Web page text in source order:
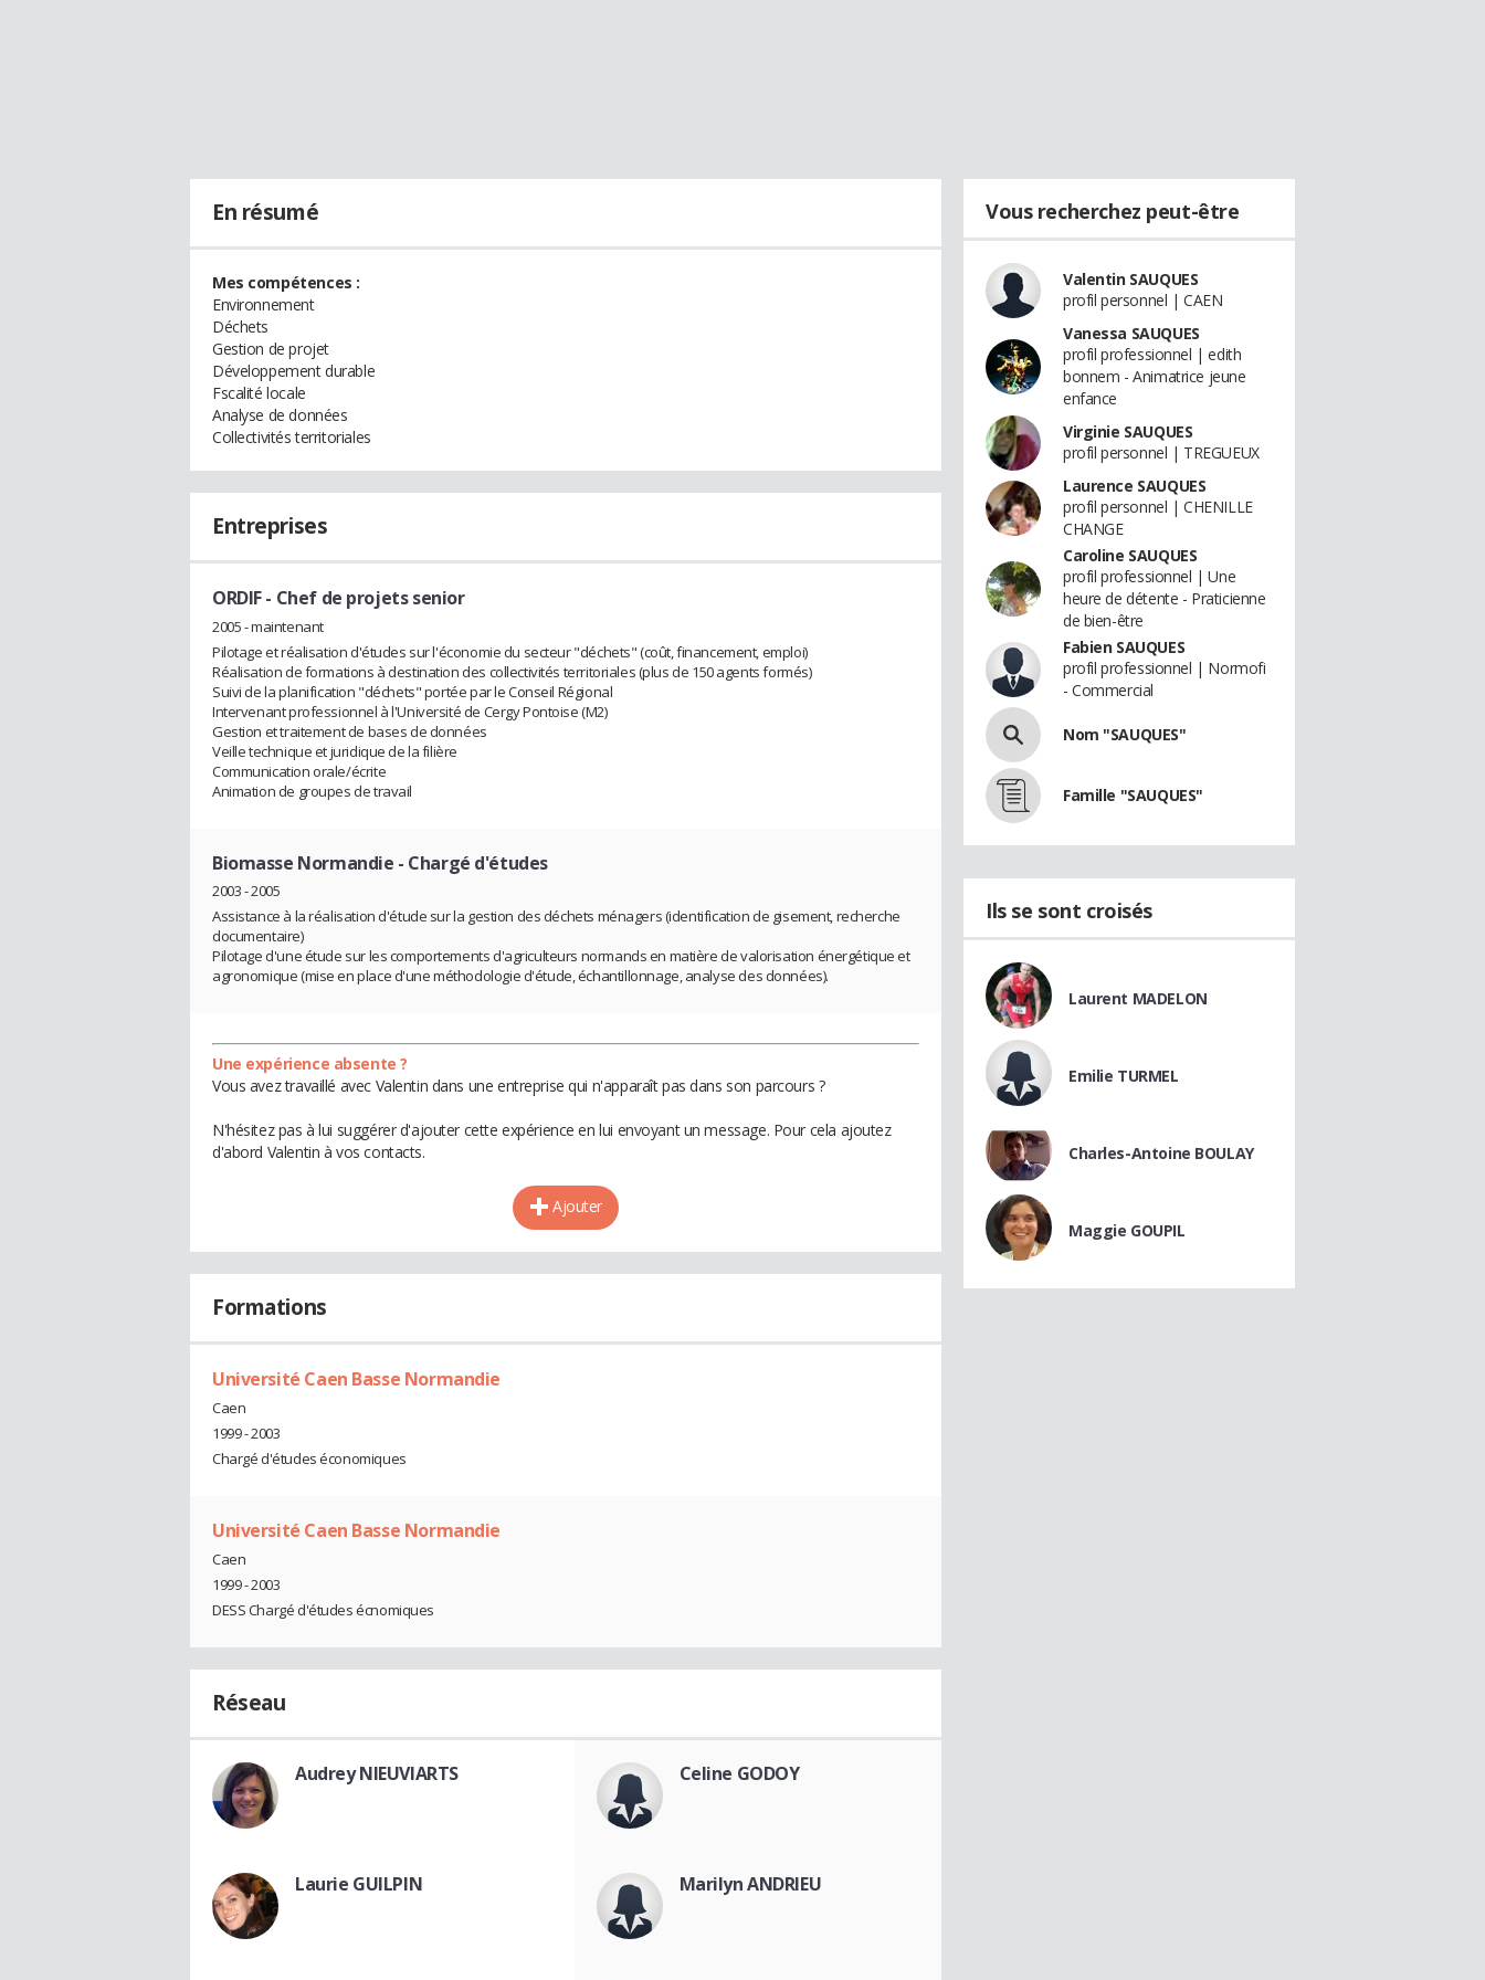
En résumé
Mes compétences :
Environnement
Déchets
Gestion de projet
Développement durable
Fscalité locale
Analyse de données
Collectivités territoriales
Entreprises
ORDIF- Chef de projets senior
2005 - maintenant
Pilotage et réalisation d'études sur l'économie du secteur "déchets" (coût, financement, emploi)
Réalisation de formations à destination des collectivités territoriales (plus de 150 agents formés)
Suivi de la planification "déchets" portée par le Conseil Régional
Intervenant professionnel à l'Université de Cergy Pontoise (M2)
Gestion et traitement de bases de données
Veille technique et juridique de la filière
Communication orale/écrite
Animation de groupes de travail
Biomasse Normandie - Chargé d'études
2003 - 2005
Assistance à la réalisation d'étude sur la gestion des déchets ménagers (identification de gisement, recherche
documentaire)
Pilotage d'une étude sur les comportements d'agriculteurs normands en matière de valorisation énergétique et
agronomique (mise en place d'une méthodologie d'étude, échantillonnage, analyse des données).
Une expérience absente ?
Vous avez travaillé avec Valentin dans une entreprise qui n'apparaît pas dans son parcours ?
N'hésitez pas à lui suggérer d'ajouter cette expérience en lui envoyant un message. Pour cela ajoutez
d'abord Valentin à vos contacts.
Ajouter
Formations
Université Caen Basse Normandie
Caen
1999 - 2003
Chargé d'études économiques
Université Caen Basse Normandie
Caen
1999 - 2003
DESS Chargé d'études écnomiques
Réseau
Audrey NIEUVIARTS Celine GODOY
Laurie GUILPIN Marilyn ANDRIEU
Vous recherchez peut-être
Valentin SAUQUES
profil personnel | CAEN
Vanessa SAUQUES
profil professionnel | edith
bonnem - Animatrice jeune
enfance
Virginie SAUQUES
profil personnel | TREGUEUX
Laurence SAUQUES
profil personnel | CHENILLE
CHANGE
Caroline SAUQUES
profil professionnel | Une
heure de détente - Praticienne
de bien-être
Fabien SAUQUES
profil professionnel | Normofi
- Commercial
Nom "SAUQUES"
Famille "SAUQUES"
Ils se sont croisés
Laurent MADELON
Emilie TURMEL
Charles-Antoine BOULAY
Maggie GOUPIL